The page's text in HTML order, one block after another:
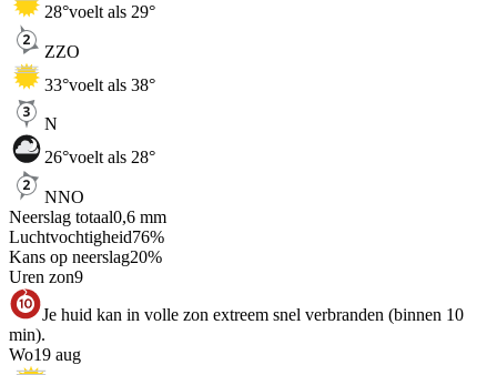
28°voelt als 29°
ZZO
33°voelt als 38°
N
26°voelt als 28°
NNO
Neerslag totaal0,6 mm
Luchtvochtigheid76%
Kans op neerslag20%
Uren zon9
Je huid kan in volle zon extreem snel verbranden (binnen 10
min).
Wo19 aug